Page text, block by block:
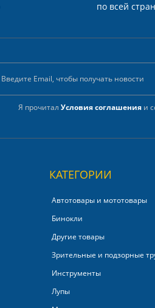
по всей
Я прочиталУсловия соглашения и
КАТЕГОРИИ
Автотовары и мототовары
Бинокли
Другие товары
Зрительные и подзорные
Инструменты
Лупы